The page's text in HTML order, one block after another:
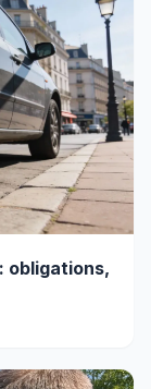
obligations,